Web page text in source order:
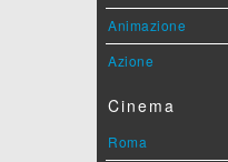
Animazione
Azione
Cinema
Roma